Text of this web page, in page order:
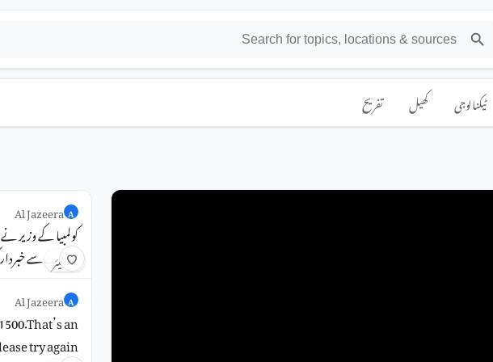
ٹیکنالوجی کھیل تفریح
A
Al Jazeera
کولمبیا کے
خطرے سے
شیئر
A
Al Jazeera
an
try again